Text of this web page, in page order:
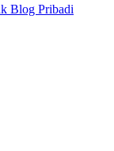
Blog Pribadi